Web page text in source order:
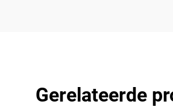
Gerelateerde